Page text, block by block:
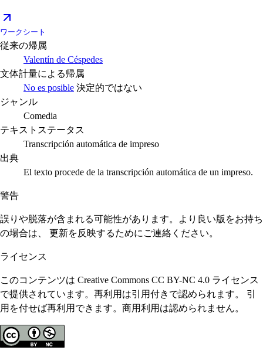
ワークシート
従来の帰属
Valentín de Céspedes
文体計量による帰属
No es posible 決定的ではない
ジャンル
Comedia
テキストステータス
Transcripción automática de impreso
出典
El texto procede de la transcripción automática de un impreso.
警告
誤りや脱落が含まれる可能性があります。より良い版をお持ち
の場合は、 更新を反映するためにご連絡ください。
ライセンス
このコンテンツは Creative Commons CC BY-NC 4.0 ライセンス
で提供されています。再利用は引用付きで認められます。 引
用を付せば再利用できます。商用利用は認められません。